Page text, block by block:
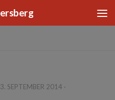
SEPTEMBER 2014 ·